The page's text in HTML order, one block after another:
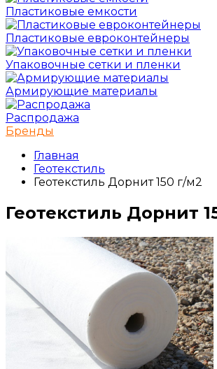
Пластиковые емкости
Пластиковые евроконтейнеры
Упаковочные сетки и пленки
Армирующие материалы
Распродажа
Бренды
Главная
Геотекстиль
Геотекстиль Дорнит 150 г/м2
Геотекстиль Дорнит